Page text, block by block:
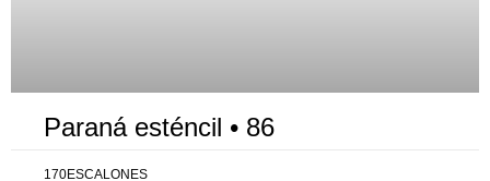
Paraná esténcil • 86
170ESCALONES